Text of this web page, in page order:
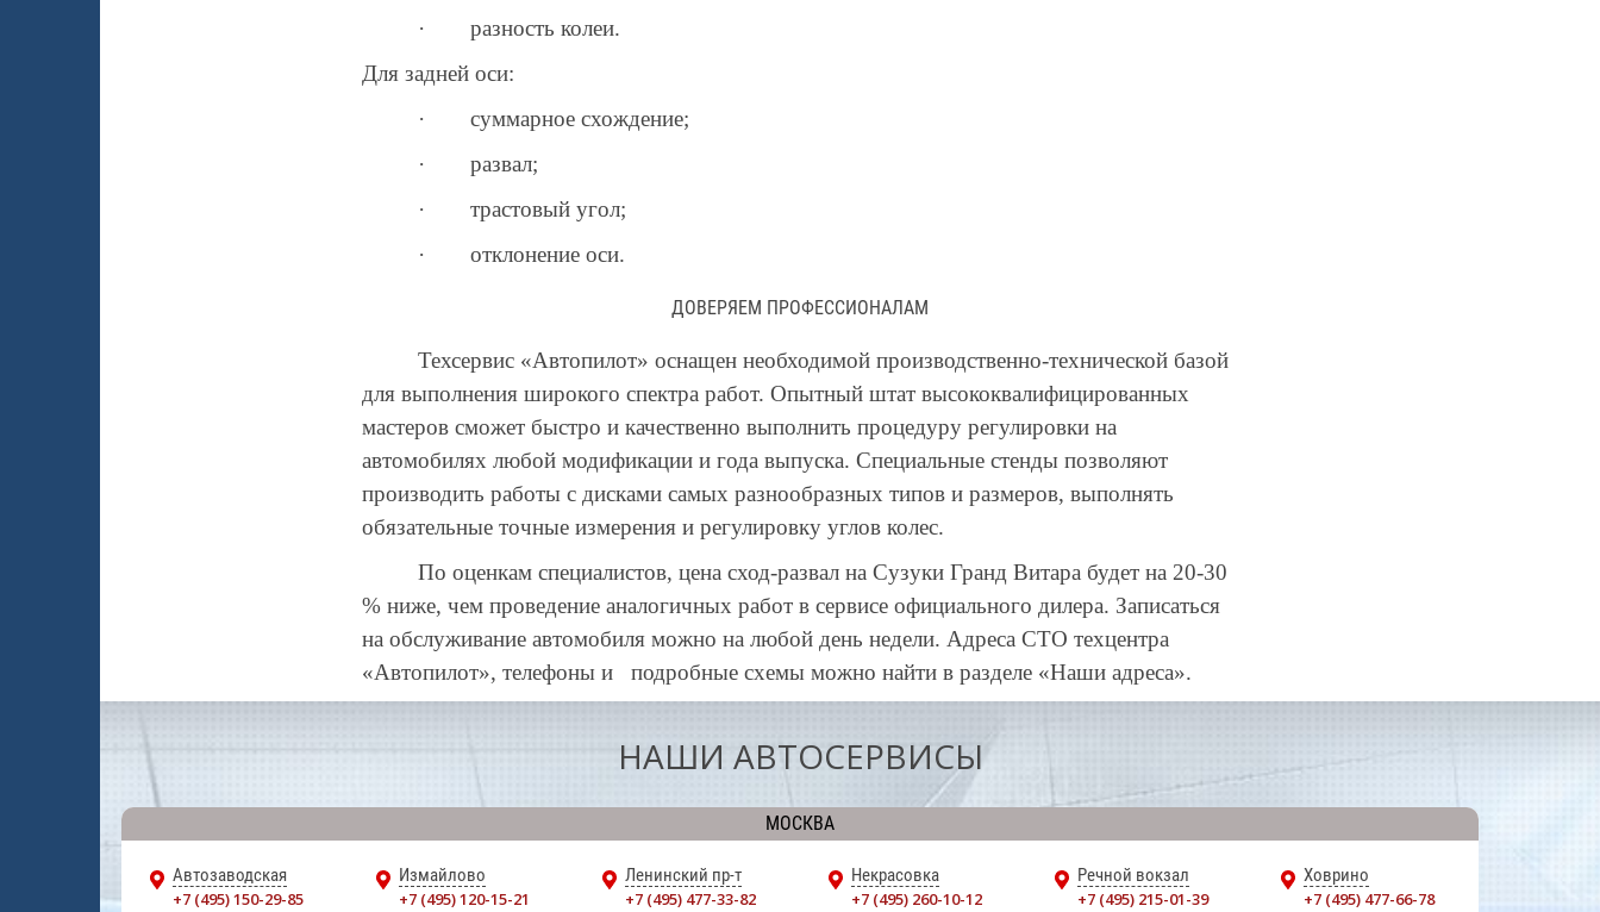
·
разность колеи.
Для задней оси:
·
суммарное схождение;
·
развал;
·
трастовый угол;
·
отклонение оси.
ДОВЕРЯЕМ ПРОФЕССИОНАЛАМ
Техсервис «Автопилот» оснащен необходимой производственно-технической базой
для выполнения широкого спектра работ. Опытный штат высококвалифицированных
мастеров сможет быстро и качественно выполнить процедуру регулировки на
автомобилях любой модификации и года выпуска. Специальные стенды позволяют
производить работы с дисками самых разнообразных типов и размеров, выполнять
обязательные точные измерения и регулировку углов колес.
По оценкам специалистов, цена сход-развал на Сузуки Гранд Витара будет на 20-30
% ниже, чем проведение аналогичных работ в сервисе официального дилера. Записаться
на обслуживание автомобиля можно на любой день недели. Адреса СТО техцентра
«Автопилот», телефоны и
подробные схемы можно найти в разделе «Наши адреса».
НАШИ АВТОСЕРВИСЫ
МОСКВА
Автозаводская
+7 (495) 150-29-85
Измайлово
+7 (495) 120-15-21
Ленинский пр-т
+7 (495) 477-33-82
Некрасовка
+7 (495) 260-10-12
Речной вокзал
+7 (495) 215-01-39
Ховрино
+7 (495) 477-66-78